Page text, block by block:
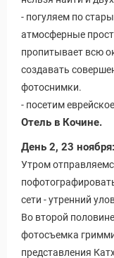
- погуляем по
атмосферные
пропитывает всю
создавать
фотоснимки.
- посетим
Отель в Кочине.
День 2, 23
Утром
сети - утренний
Во второй
фотосъемка
представления